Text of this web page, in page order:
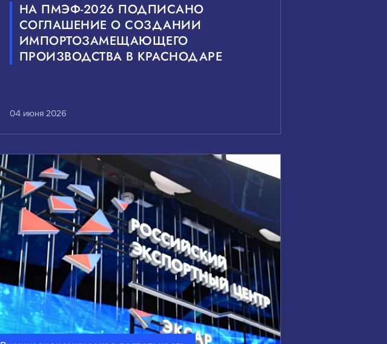
НА ПМЭФ-2026 ПОДПИСАНО
СОГЛАШЕНИЕ О СОЗДАНИИ
ИМПОРТОЗАМЕЩАЮЩЕГО
ПРОИЗВОДСТВА В КРАСНОДАРЕ
04 июня 2026